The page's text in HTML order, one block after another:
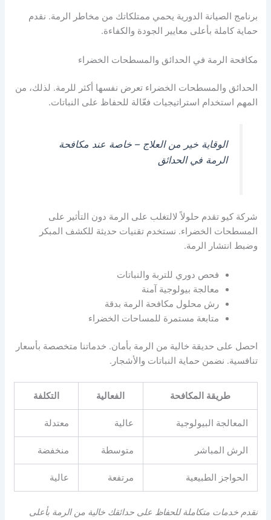
برنامج الصيانة الدورية يحمي ممتلكاتك من مخاطر الرمة. نقدم
حماية كاملة بأعلى معايير الجودة والكفاءة.
مكافحة الرمة في الحدائق والمسطحات الخضراء
الحدائق والمسطحات الخضراء تعرض نفسها أكثر للرمة. لذلك، من
المهم استخدام استراتيجيات فعّالة للحفاظ على النباتات.
الوقاية خير من العلاج – خاصة عند مكافحة
الرمة في الحدائق
شركة كيو تقدم حلولاً لالتغلب على الرمة دون التأثير على
المسطحات الخضراء. نستخدم تقنيات حديثة للكشف المبكر
وضبط انتشار الرمة.
فحص دوري للتربة والنباتات
معالجة بيولوجية آمنة
رش محلول مكافحة الرمة بدقة
متابعة مستمرة للمساحات الخضراء
احصل على حديقة خالية من الرمة بأمان. خدماتنا متخصصة بأسعار
تنافسية. نضمن حماية النباتات والأشجار.
طريقة المكافحة الفعالية التكلفة
المعالجة البيولوجية عالية معتدلة
الرش المباشر متوسطة منخفضة
الحواجز الطبيعية مرتفعة عالية
نقدم خدمات متكاملة للحفاظ على حدائقك خالية من الرمة بأعلى